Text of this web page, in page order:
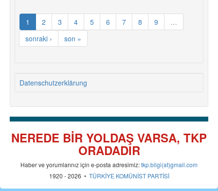
1 2 3 4 5 6 7 8 9
…
sonraki ›
son »
Datenschutzerklärung
NEREDE BİR YOLDAŞ VARSA, TKP
ORADADIR
Haber ve yorumlarınız için e-posta adresimiz:tkp.bilgi(at)gmail.com
1920 - 2026 • TÜRKİYE KOMÜNİST PARTİSİ